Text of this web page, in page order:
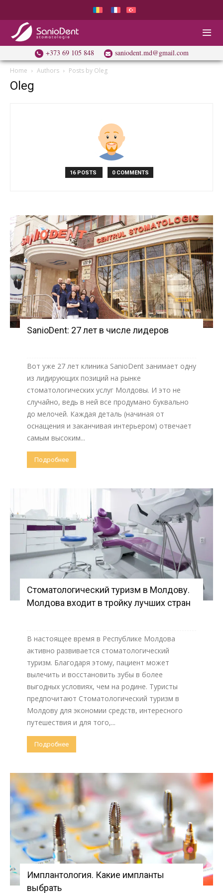
+373 69 105 848 saniodent.md@gmail.com
Home Authors Posts by Oleg
Oleg
16 POSTS 0 COMMENTS
SanioDent: 27 лет в числе лидеров
Вот уже 27 лет клиника SanioDent занимает одну
из лидирующих позиций на рынке
стоматологических услуг Молдовы. И это не
случайно, ведь в ней все продумано буквально
до мелочей. Каждая деталь (начиная от
оснащения и заканчивая интерьером) отвечает
самым высоким...
Подробнее
Стоматологический туризм в Молдову.
Молдова входит в тройку лучших стран
В настоящее время в Республике Молдова
активно развивается стоматологический
туризм. Благодаря этому, пациент может
вылечить и восстановить зубы в более
выгодных условиях, чем на родине. Туристы
предпочитают Стоматологический туризм в
Молдову для экономии средств, интересного
путешествия и для того,...
Подробнее
Имплантология. Какие импланты
выбрать